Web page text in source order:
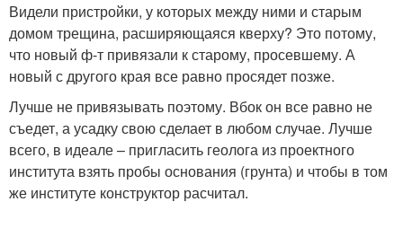
Видели пристройки, у которых между ними и старым
домом трещина, расширяющаяся кверху? Это потому,
что новый ф-т привязали к старому, просевшему. А
новый с другого края все равно просядет позже.
Лучше не привязывать поэтому. Вбок он все равно не
съедет, а усадку свою сделает в любом случае. Лучше
всего, в идеале – пригласить геолога из проектного
института взять пробы основания (грунта) и чтобы в том
же институте конструктор расчитал.